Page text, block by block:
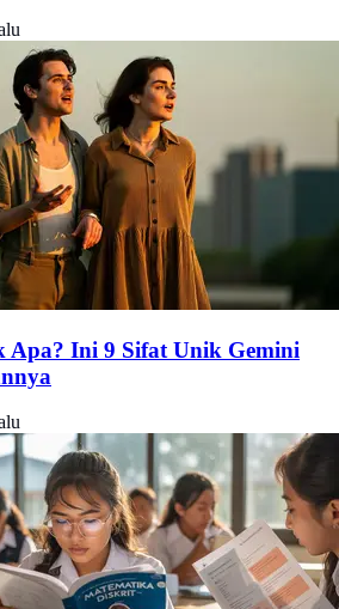
Apa? Ini 9 Sifat Unik Gemini